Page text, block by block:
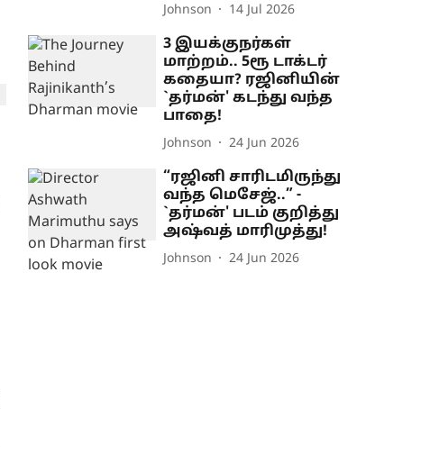
Johnson 14 Jul 2026
3 இயக்குநர்கள்
மாற்றம்.. 5ரூ டாக்டர்
கதையா? ரஜினியின்
`தர்மன்' கடந்து வந்த
பாதை!
Johnson 24 Jun 2026
“ரஜினி சாரிடமிருந்து
வந்த மெசேஜ்..” -
`தர்மன்' படம் குறித்து
அஷ்வத் மாரிமுத்து!
Johnson 24 Jun 2026